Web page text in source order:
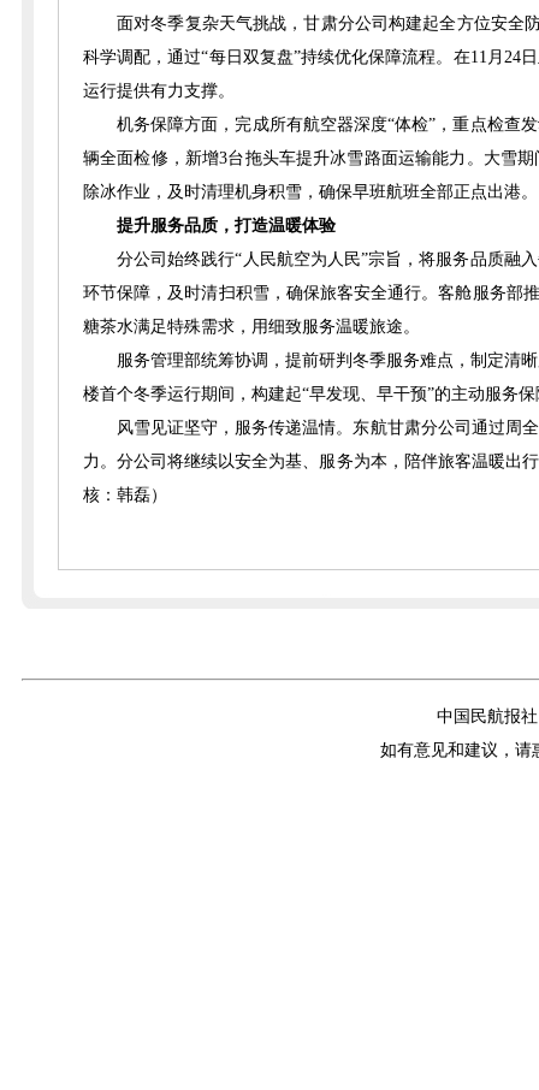
面对冬季复杂天气挑战，甘肃分公司构建起全方位安全
科学调配，通过“每日双复盘”持续优化保障流程。在11月24
运行提供有力支撑。
机务保障方面，完成所有航空器深度“体检”，重点检查
辆全面检修，新增3台拖头车提升冰雪路面运输能力。大雪
除冰作业，及时清理机身积雪，确保早班航班全部正点出港。
提升服务品质，打造温暖体验
分公司始终践行“人民航空为人民”宗旨，将服务品质融
环节保障，及时清扫积雪，确保旅客安全通行。客舱服务部
糖茶水满足特殊需求，用细致服务温暖旅途。
服务管理部统筹协调，提前研判冬季服务难点，制定清
楼首个冬季运行期间，构建起“早发现、早干预”的主动服务
风雪见证坚守，服务传递温情。东航甘肃分公司通过周
力。分公司将继续以安全为基、服务为本，陪伴旅客温暖出
核：韩磊）
中国民航报
如有意见和建议，请